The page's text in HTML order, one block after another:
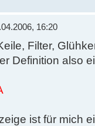
16:20
Filter,
Definition also
ist für mich